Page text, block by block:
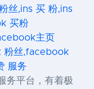
丝,ins 买 粉,ins
买粉
主页
粉丝,facebook
服务
务平台，有着极